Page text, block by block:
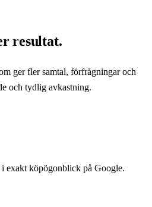
resultat.
ger fler samtal, förfrågningar och
och tydlig avkastning.
exakt köpögonblick på Google.